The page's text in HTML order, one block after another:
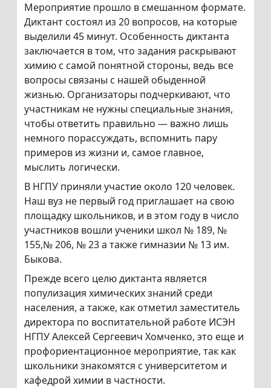
Мероприятие прошло в смешанном формате.
Диктант состоял из 20 вопросов, на которые
выделили 45 минут. Особенность диктанта
заключается в том, что задания раскрывают
химию с самой понятной стороны, ведь все
вопросы связаны с нашей обыденной
жизнью. Организаторы подчеркивают, что
участникам не нужны специальные знания,
чтобы ответить правильно — важно лишь
немного порассуждать, вспомнить пару
примеров из жизни и, самое главное,
мыслить логически.
В НГПУ приняли участие около 120 человек.
Наш вуз не первый год приглашает на свою
площадку школьников, и в этом году в число
участников вошли ученики школ № 189, №
155,№ 206, № 23 а также гимназии № 13 им.
Быкова.
Прежде всего целю диктанта является
популизация химических знаний среди
населения, а также, как отметил заместитель
директора по воспитательной работе ИСЭН
НГПУ Алексей Сергеевич Хомченко, это еще и
профориентационное мероприятие, так как
школьники знакомятся с университетом и
кафедрой химии в частности.